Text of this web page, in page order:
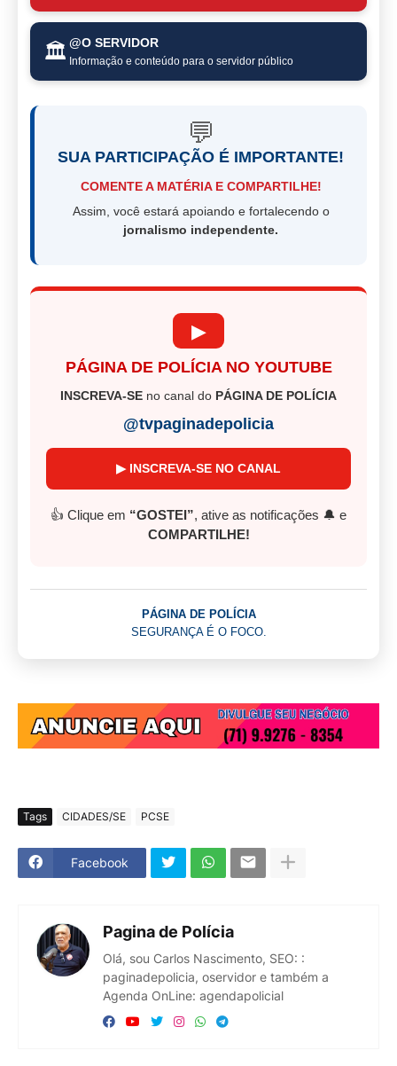
🏛️ @O SERVIDOR
Informação e conteúdo para o servidor público
💬
SUA PARTICIPAÇÃO É IMPORTANTE!
COMENTE A MATÉRIA E COMPARTILHE!
Assim, você estará apoiando e fortalecendo o
jornalismo independente.
▶
PÁGINA DE POLÍCIA NO YOUTUBE
INSCREVA-SE no canal do PÁGINA DE POLÍCIA
@tvpaginadepolicia
▶ INSCREVA-SE NO CANAL
👍 Clique em “GOSTEI”, ative as notificações 🔔 e
COMPARTILHE!
PÁGINA DE POLÍCIA
SEGURANÇA É O FOCO.
Tags CIDADES/SE PCSE
Facebook
Pagina de Polícia
Olá, sou Carlos Nascimento, SEO: :
paginadepolicia, oservidor e também a
Agenda OnLine: agendapolicial